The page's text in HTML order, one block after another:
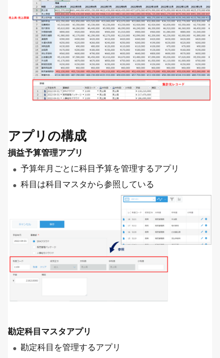
アプリの構成
損益予算管理アプリ
予算年月ごとに科目予算を管理するアプリ
科目は科目マスタから参照している
勘定科目マスタアプリ
勘定科目を管理するアプリ